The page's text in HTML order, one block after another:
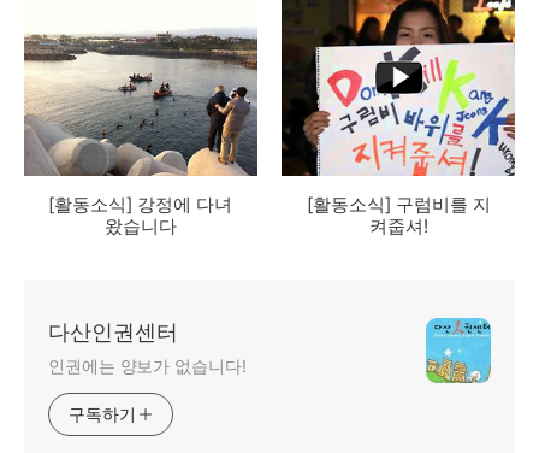
니까?
[활동소식] 강정에 다녀
왔습니다
[활동소식] 구럼비를 지
켜줍셔!
다산인권센터
인권에는 양보가 없습니다!
구독하기